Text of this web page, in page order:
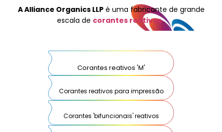
A Alliance Organics LLPé uma fabricante de grande
escala de corantes reativos.
Corantes reativos 'M'
Corantes reativos para impressão
Corantes 'bifuncionais' reativos